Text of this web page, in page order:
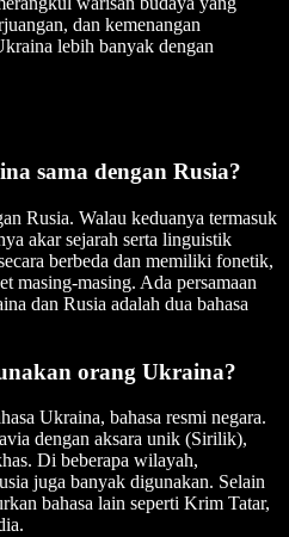
dan kemenangan
lebih banyak dengan
sama dengan Rusia?
Rusia. Walau keduanya termasuk
akar sejarah serta linguistik
berbeda dan memiliki fonetik,
masing-masing. Ada persamaan
dan Rusia adalah dua bahasa
orang Ukraina?
Ukraina, bahasa resmi negara.
dengan aksara unik (Sirilik),
Di beberapa wilayah,
juga banyak digunakan. Selain
bahasa lain seperti Krim Tatar,